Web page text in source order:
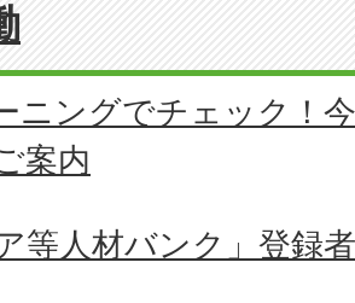
ニングでチェック！
案内
等人材バンク」登録